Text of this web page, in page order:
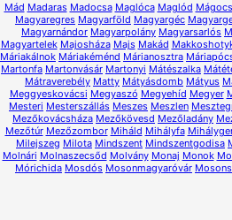
Mád Madaras Madocsa Maglóca Maglód Mágocs
Magyaregres Magyarföld Magyargéc
Magyarnándor Magyarpolány Magyarsarlós
Magyartelek Majosháza Majs Makád
Máriakálnok Máriakéménd Márianosztra
Martonfa Martonvásár Martonyi Mátészalka
Mátraverebély Matty Mátyásdomb Mátyus
Meggyeskovácsi Megyaszó Megyehíd Megyer
Mesteri Mesterszállás Meszes Meszlen
Mezőkovácsháza Mezőkövesd Mezőladány
Mezőtúr Mezőzombor Miháld Mihályfa
Milejszeg Milota Mindszent Mindszentgodisa
Molnári Molnaszecsőd Molvány Monaj Monok
Mórichida Mosdós Mosonmagyaróvár